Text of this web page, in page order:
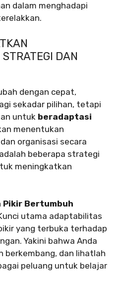
dalam menghadapi
DAN
dengan cepat,
sekadar pilihan, tetapi
untuk beradaptasi
menentukan
organisasi secara
beberapa strategi
meningkatkan
Pikir Bertumbuh
utama adaptabilitas
yang terbuka terhadap
Yakini bahwa Anda
berkembang, dan lihatlah
peluang untuk belajar